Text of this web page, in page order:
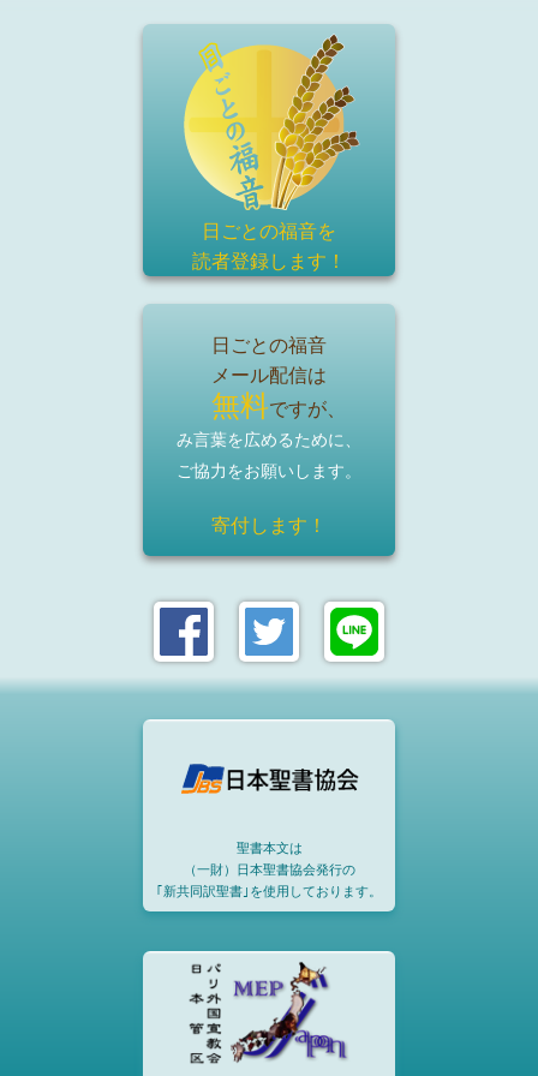
日ごとの福音を
読者登録します！
日ごとの福音
メール配信は
無料ですが、
み言葉を広めるために、
ご協力をお願いします。
寄付します！
聖書本文は
（一財）日本聖書協会発行の
｢新共同訳聖書｣を使用しております。